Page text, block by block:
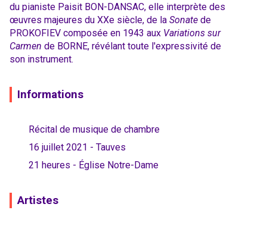
du pianiste Paisit BON-DANSAC, elle interprète des
œuvres majeures du XXe siècle, de la Sonate de
PROKOFIEV composée en 1943 aux Variations sur
Carmen de BORNE, révélant toute l'expressivité de
son instrument.
Informations
Récital de musique de chambre
16 juillet 2021 - Tauves
21 heures - Église Notre-Dame
Artistes